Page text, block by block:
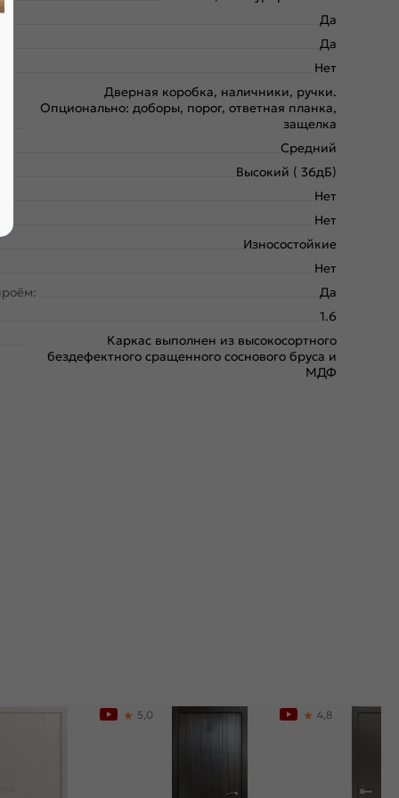
Да
Да
Нет
Дверная коробка, наличники, ручки.
Опционально: доборы, порог, ответная планка,
защелка
Средний
Высокий ( 36дБ)
Нет
Нет
Износостойкие
Нет
Да
1.6
Каркас выполнен из высокосортного
бездефектного сращенного соснового бруса и
МДФ
5,0 4,8